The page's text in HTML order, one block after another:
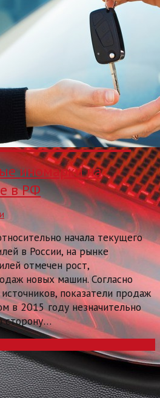
иномарки на
в РФ
начала текущего
в России, на рынке
отмечен рост,
новых машин. Согласно
показатели продаж
в 2015 году незначительно
сторону…